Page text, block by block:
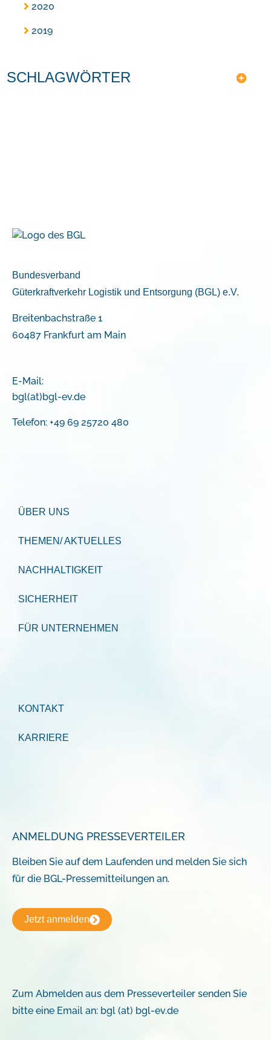
2020
2019
SCHLAGWÖRTER
Bundesverband
Güterkraftverkehr Logistik und Entsorgung (BGL) e.V.
Breitenbachstraße 1
60487 Frankfurt am Main
E-Mail:
bgl(at)bgl-ev.de
Telefon: +49 69 25720 480
ÜBER UNS
THEMEN/ AKTUELLES
NACHHALTIGKEIT
SICHERHEIT
FÜR UNTERNEHMEN
KONTAKT
KARRIERE
ANMELDUNG PRESSEVERTEILER
Bleiben Sie auf dem Laufenden und melden Sie sich
für die BGL-Pressemitteilungen an.
Jetzt anmelden
Zum Abmelden aus dem Presseverteiler senden Sie
bitte eine Email an: bgl (at) bgl-ev.de